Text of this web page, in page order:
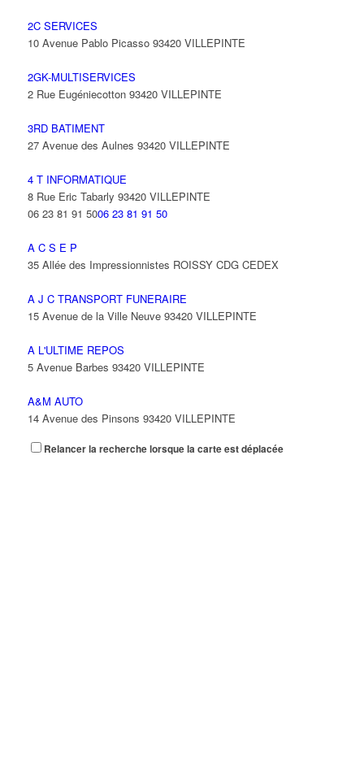
2C SERVICES
10 Avenue Pablo Picasso 93420 VILLEPINTE
2GK-MULTISERVICES
2 Rue Eugéniecotton 93420 VILLEPINTE
3RD BATIMENT
27 Avenue des Aulnes 93420 VILLEPINTE
4 T INFORMATIQUE
8 Rue Eric Tabarly 93420 VILLEPINTE
06 23 81 91 5006 23 81 91 50
A C S E P
35 Allée des Impressionnistes ROISSY CDG CEDEX
A J C TRANSPORT FUNERAIRE
15 Avenue de la Ville Neuve 93420 VILLEPINTE
A L'ULTIME REPOS
5 Avenue Barbes 93420 VILLEPINTE
A&M AUTO
14 Avenue des Pinsons 93420 VILLEPINTE
A&N EXPORTS LTD
Relancer la recherche lorsque la carte est déplacée